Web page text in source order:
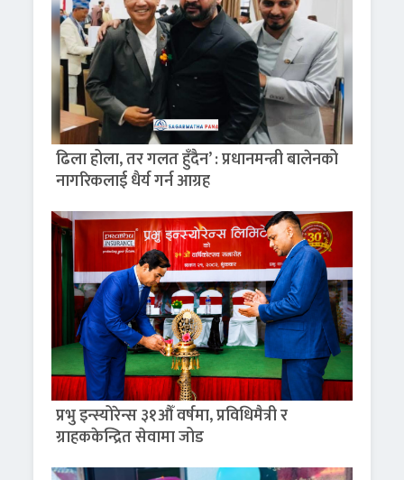
ढिला होला, तर गलत हुँदैन’ : प्रधानमन्त्री बालेनको
नागरिकलाई धैर्य गर्न आग्रह
प्रभु इन्स्योरेन्स ३१औँ वर्षमा, प्रविधिमैत्री र
ग्राहककेन्द्रित सेवामा जोड